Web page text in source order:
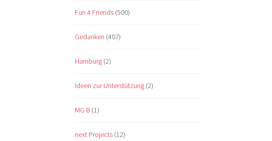
Fun 4 Friends (500)
Gedanken (407)
Hamburg (2)
Ideen zur Unterstützung (2)
MG B (1)
next Projects (12)